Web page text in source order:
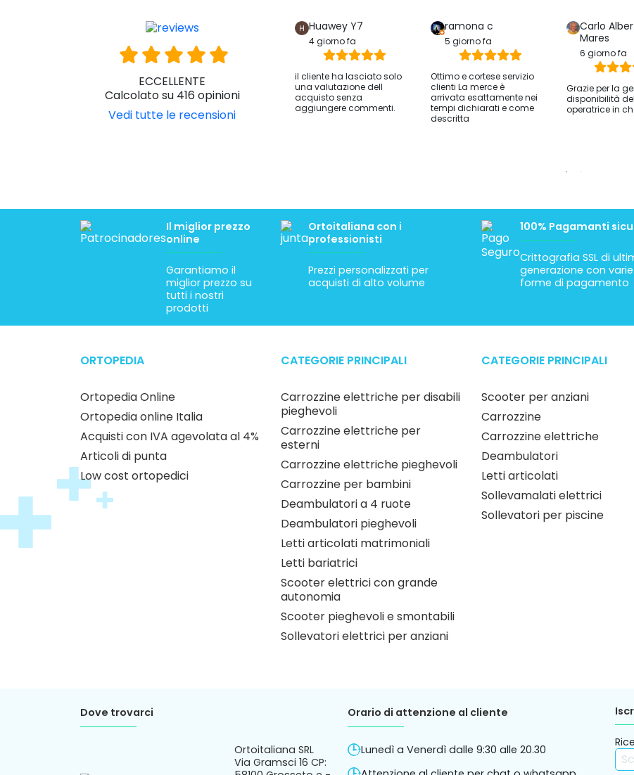
ECCELLENTE
Calcolato su 416 opinioni
Vedi tutte le recensioni
Huawey Y7
4 giorno fa
il cliente ha lasciato solo
una valutazione dell
acquisto senza
aggiungere commenti.
ramona c
5 giorno fa
Ottimo e cortese servizio
clienti La merce è
arrivata esattamente nei
tempi dichiarati e come
descritta
Carlo
Mares
6 giorno fa
Grazie per la
disponibilità
operatrice in
Il miglior prezzo
online
Garantiamo il
miglior prezzo su
tutti i nostri
prodotti
Ortoitaliana con i
professionisti
Prezzi personalizzati per
acquisti di alto volume
100% Pagamanti
Crittografia SSL di
generazione con varie
forme di pagamento
ORTOPEDIA
Ortopedia Online
Ortopedia online Italia
Acquisti con IVA agevolata al 4%
Articoli di punta
Low cost ortopedici
CATEGORIE PRINCIPALI
Carrozzine elettriche per disabili
pieghevoli
Carrozzine elettriche per
esterni
Carrozzine elettriche pieghevoli
Carrozzine per bambini
Deambulatori a 4 ruote
Deambulatori pieghevoli
Letti articolati matrimoniali
Letti bariatrici
Scooter elettrici con grande
autonomia
Scooter pieghevoli e smontabili
Sollevatori elettrici per anziani
CATEGORIE PRINCIPALI
Scooter per anziani
Carrozzine
Carrozzine elettriche
Deambulatori
Letti articolati
Sollevamalati elettrici
Sollevatori per piscine
Dove trovarci
Ortoitaliana SRL
Via Gramsci 16 CP:
Orario di attenzione al cliente
Lunedì a Venerdì dalle 9:30 alle 20.30